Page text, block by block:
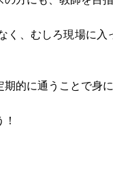
、むしろ現場に
的に通うことで身